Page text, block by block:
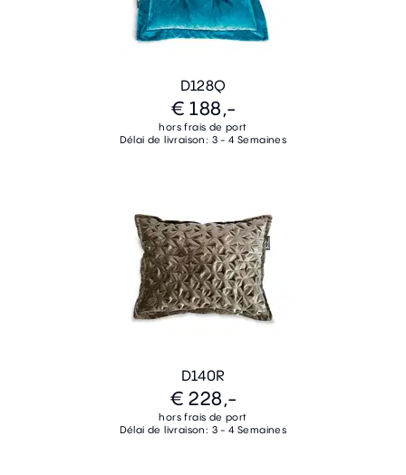
D128Q
€ 188,-
hors frais de port
Délai de livraison: 3 - 4 Semaines
D140R
€ 228,-
hors frais de port
Délai de livraison: 3 - 4 Semaines